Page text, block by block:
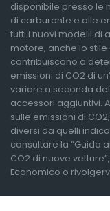
disponibile presso le
di carburante e alle
tutti i nuovi modelli di
motore, anche lo
contribuiscono a
emissioni di CO2 di
variare a seconda
accessori aggiuntivi.
sulle emissioni di
diversi da quelli
consultare la “Guida
CO2 di nuove
Economico o